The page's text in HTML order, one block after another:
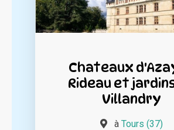
Chateaux
Rideau et
Villandry
à Tours (37)